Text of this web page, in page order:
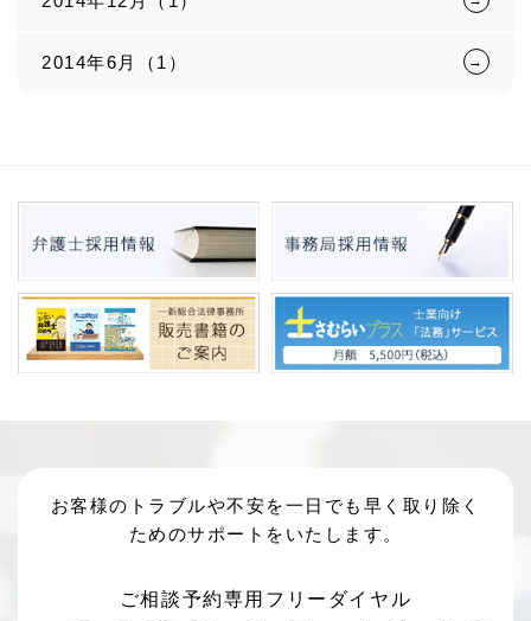
2014年6月（1）
お客様のトラブルや不安を一日でも早く取り除く
ためのサポートをいたします。
ご相談予約専用フリーダイヤル